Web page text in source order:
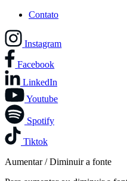
Contato
Instagram
Facebook
LinkedIn
Youtube
Spotify
Tiktok
Aumentar / Diminuir a fonte